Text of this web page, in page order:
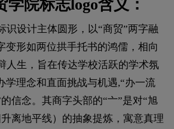
学院标志logo含义：
识设计主体圆形，以“商贸”两字融
变形如两位拱手托书的鸿儒，相向
人生，旨在传达学校活跃的学术氛
学理念和直面挑战与机遇,“办一流
信念。其商字头部的“亠”是对“旭
离地平线）的抽象提炼，寓意真理